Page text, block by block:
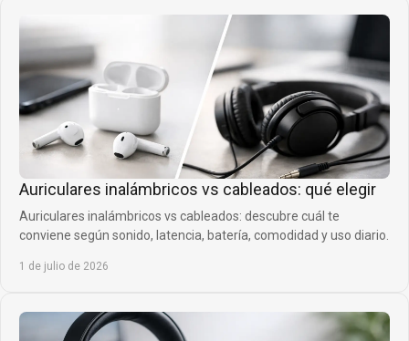
Auriculares inalámbricos vs cableados: qué elegir
Auriculares inalámbricos vs cableados: descubre cuál te
conviene según sonido, latencia, batería, comodidad y uso diario.
1 de julio de 2026